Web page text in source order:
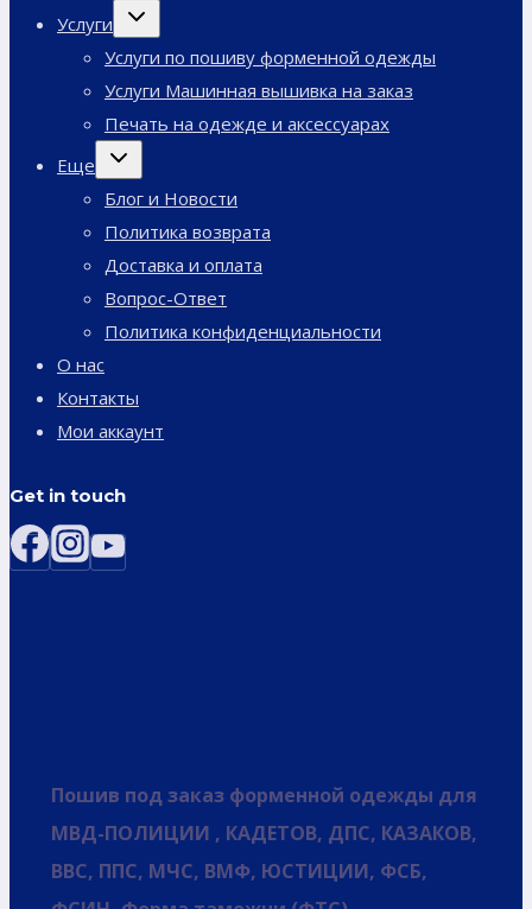
Услуги
Переключить
Услуги по пошиву форменной одежды
Услуги Машинная вышивка на заказ
Печать на одежде и аксессуарах
Еще
Переключить
Блог и Новости
Политика возврата
Доставка и оплата
Вопрос-Ответ
Политика конфиденциальности
О нас
Контакты
Мои аккаунт
Get in touch
Пошив под заказ форменной одежды для
МВД-ПОЛИЦИИ , КАДЕТОВ, ДПС, КАЗАКОВ,
ВВС, ППС, МЧС, ВМФ, ЮСТИЦИИ, ФСБ,